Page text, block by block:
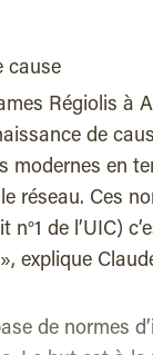
cause
Régiolis à
de
modernes en
réseau. Ces
de l’UIC)
explique
de normes